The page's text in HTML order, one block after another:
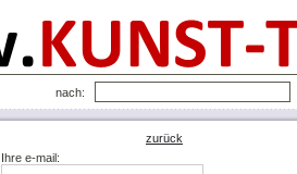
nach:
zurück
Ihre e-mail: